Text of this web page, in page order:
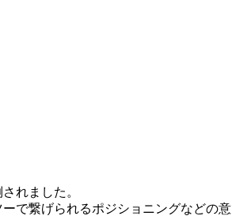
れました。
で繋げられるポジショニングなどの意